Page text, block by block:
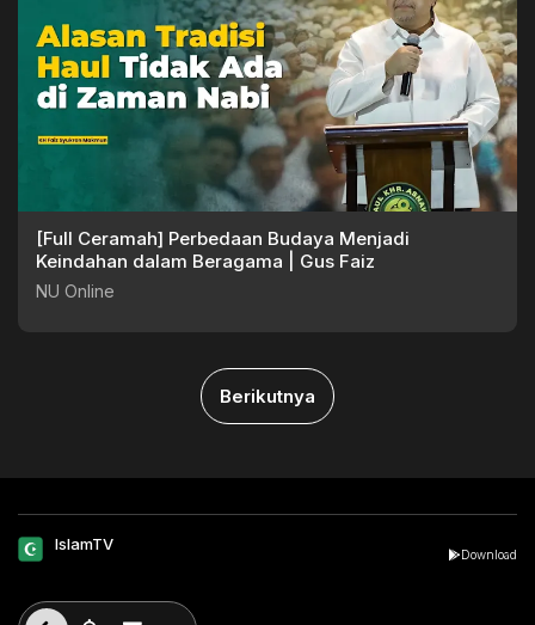
[Full Ceramah] Perbedaan Budaya Menjadi
Keindahan dalam Beragama | Gus Faiz
NU Online
Berikutnya
IslamTV
Download